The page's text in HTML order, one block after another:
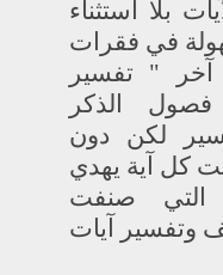
بلا استثناء
في فقرات
" تفسير
فصول الذكر
لكن دون
كل آية يهدي
التي صنفت
وتفسير آيات